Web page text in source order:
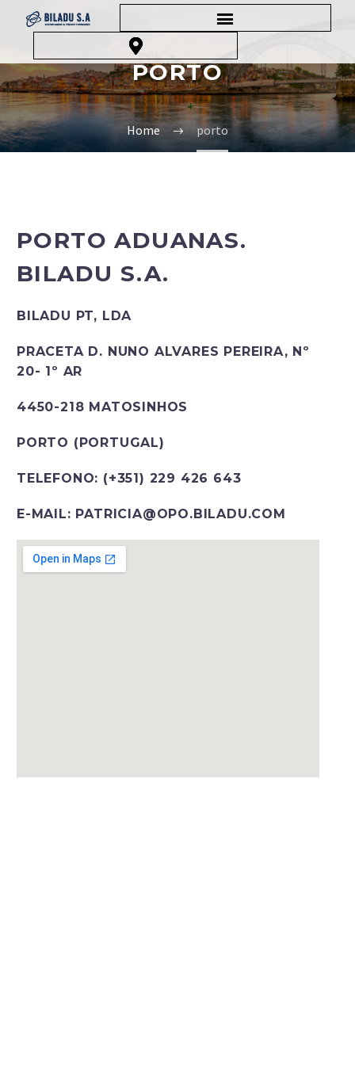
PORTO
Home porto
PORTO ADUANAS.
BILADU S.A.
BILADU PT, LDA
PRACETA D. NUNO ALVARES PEREIRA, Nº
20- 1º AR
4450-218 MATOSINHOS
PORTO (PORTUGAL)
TELEFONO: (+351) 229 426 643
E-MAIL: PATRICIA@OPO.BILADU.COM